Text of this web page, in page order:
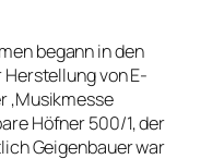
begann in den
von E-
‚Musikmesse
Höfner 500/1, der
Geigenbauer war